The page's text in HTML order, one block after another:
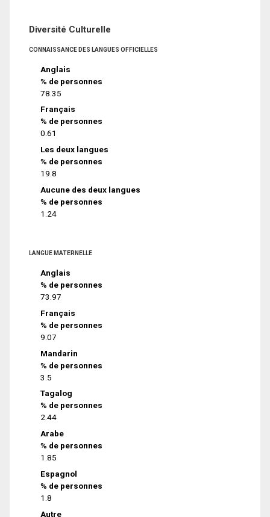
Diversité Culturelle
CONNAISSANCE DES LANGUES OFFICIELLES
Anglais
% de personnes
78.35
Français
% de personnes
0.61
Les deux langues
% de personnes
19.8
Aucune des deux langues
% de personnes
1.24
LANGUE MATERNELLE
Anglais
% de personnes
73.97
Français
% de personnes
9.07
Mandarin
% de personnes
3.5
Tagalog
% de personnes
2.44
Arabe
% de personnes
1.85
Espagnol
% de personnes
1.8
Autre